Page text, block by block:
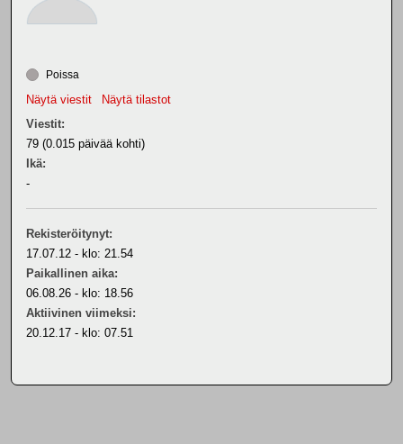
Poissa
Näytä viestit
Näytä tilastot
Viestit:
79 (0.015 päivää kohti)
Ikä:
-
Rekisteröitynyt:
17.07.12 - klo: 21.54
Paikallinen aika:
06.08.26 - klo: 18.56
Aktiivinen viimeksi:
20.12.17 - klo: 07.51